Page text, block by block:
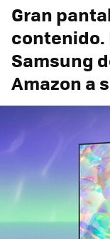
Gran
contenido.
Samsung
Amazon a